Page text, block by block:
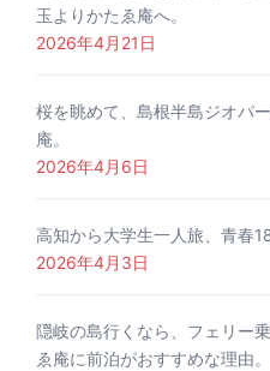
玉よりかたゑ庵へ。
2026年4月21日
桜を眺めて、島根半島ジオパ
庵。
2026年4月6日
高知から大学生一人旅、青春
2026年4月3日
隠岐の島行くなら、フェリー
ゑ庵に前泊がおすすめな理由。